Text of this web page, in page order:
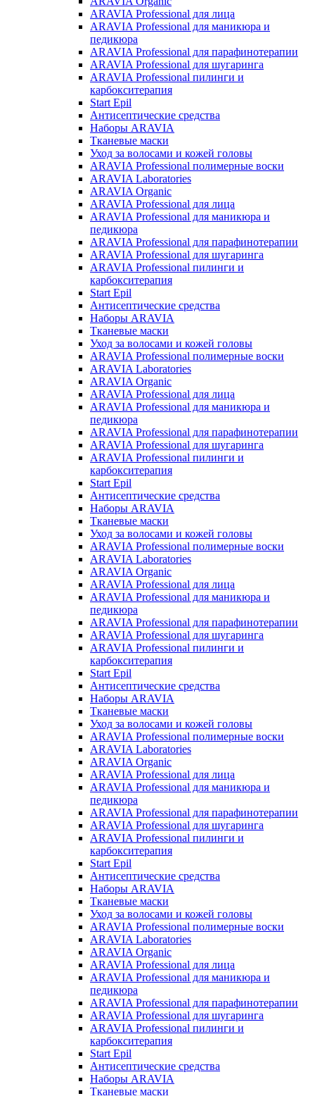
ARAVIA Professional для лица
ARAVIA Professional для маникюра и
педикюра
ARAVIA Professional для парафинотерапии
ARAVIA Professional для шугаринга
ARAVIA Professional пилинги и
карбокситерапия
Start Epil
Антисептические средства
Наборы ARAVIA
Тканевые маски
Уход за волосами и кожей головы
ARAVIA Professional полимерные воски
ARAVIA Laboratories
ARAVIA Organic
ARAVIA Professional для лица
ARAVIA Professional для маникюра и
педикюра
ARAVIA Professional для парафинотерапии
ARAVIA Professional для шугаринга
ARAVIA Professional пилинги и
карбокситерапия
Start Epil
Антисептические средства
Наборы ARAVIA
Тканевые маски
Уход за волосами и кожей головы
ARAVIA Professional полимерные воски
ARAVIA Laboratories
ARAVIA Organic
ARAVIA Professional для лица
ARAVIA Professional для маникюра и
педикюра
ARAVIA Professional для парафинотерапии
ARAVIA Professional для шугаринга
ARAVIA Professional пилинги и
карбокситерапия
Start Epil
Антисептические средства
Наборы ARAVIA
Тканевые маски
Уход за волосами и кожей головы
ARAVIA Professional полимерные воски
ARAVIA Laboratories
ARAVIA Organic
ARAVIA Professional для лица
ARAVIA Professional для маникюра и
педикюра
ARAVIA Professional для парафинотерапии
ARAVIA Professional для шугаринга
ARAVIA Professional пилинги и
карбокситерапия
Start Epil
Антисептические средства
Наборы ARAVIA
Тканевые маски
Уход за волосами и кожей головы
ARAVIA Professional полимерные воски
ARAVIA Laboratories
ARAVIA Organic
ARAVIA Professional для лица
ARAVIA Professional для маникюра и
педикюра
ARAVIA Professional для парафинотерапии
ARAVIA Professional для шугаринга
ARAVIA Professional пилинги и
карбокситерапия
Start Epil
Антисептические средства
Наборы ARAVIA
Тканевые маски
Уход за волосами и кожей головы
ARAVIA Professional полимерные воски
ARAVIA Laboratories
ARAVIA Organic
ARAVIA Professional для лица
ARAVIA Professional для маникюра и
педикюра
ARAVIA Professional для парафинотерапии
ARAVIA Professional для шугаринга
ARAVIA Professional пилинги и
карбокситерапия
Start Epil
Антисептические средства
Наборы ARAVIA
Тканевые маски